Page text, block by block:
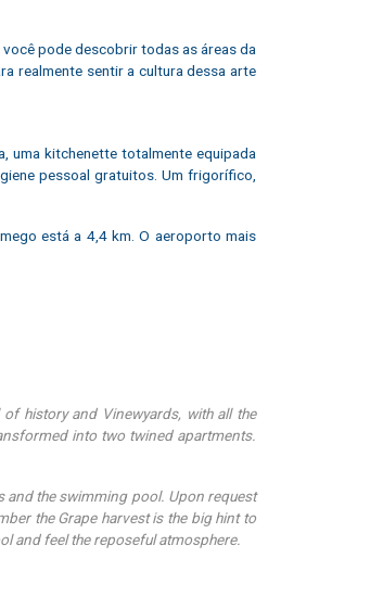
pode descobrir todas as áreas da
realmente sentir a cultura dessa arte
uma kitchenette totalmente equipada
pessoal gratuitos. Um frigorífico,
está a 4,4 km. O aeroporto mais
history and Vinewyards, with all the
into two twined apartments.
and the swimming pool. Upon request
the Grape harvest is the big hint to
and feel the reposeful atmosphere.